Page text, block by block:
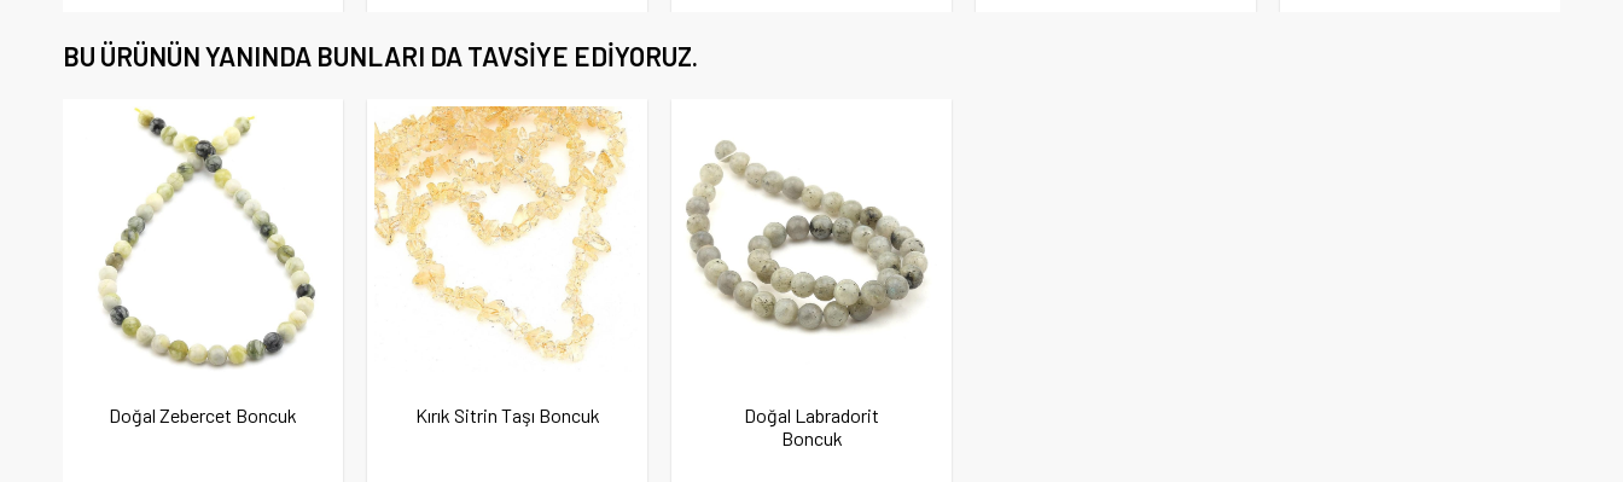
BU ÜRÜNÜN YANINDA BUNLARI DA TAVSIYE EDIYORUZ.
Doğal Zebercet Boncuk Kırık Sitrin Taşı Boncuk
Doğal Labradorit
Boncuk